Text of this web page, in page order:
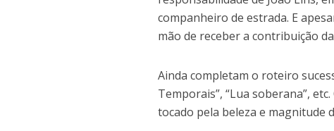
companheiro de estrada. E
mão de receber a contribuição
Ainda completam o roteiro
Temporais”, “Lua soberana”,
tocado pela beleza e magnitude